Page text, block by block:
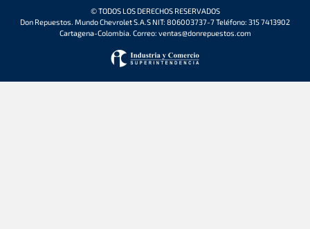
© TODOS LOS DERECHOS RESERVADOS
Don Repuestos. Mundo Chevrolet S.A.S NIT: 806003737-7 Teléfono: 315 7413902
Cartagena-Colombia. Correo: ventas@donrepuestos.com